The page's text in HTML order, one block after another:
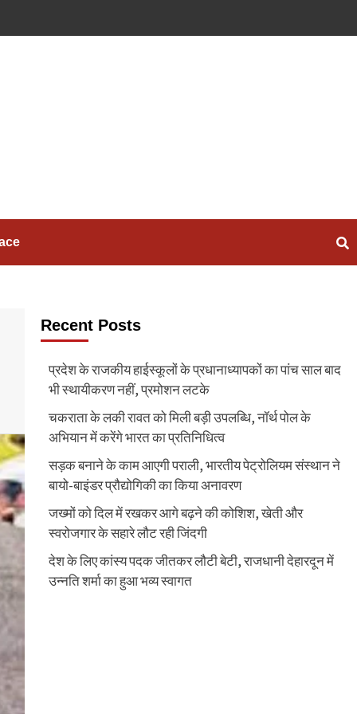
Recent Posts
प्रदेश के राजकीय हाईस्कूलों के प्रधानाध्यापकों का पांच साल बाद
भी स्थायीकरण नहीं, प्रमोशन लटके
चकराता के लकी रावत को मिली बड़ी उपलब्धि, नॉर्थ पोल के
अभियान में करेंगे भारत का प्रतिनिधित्व
सड़क बनाने के काम आएगी पराली, भारतीय पेट्रोलियम संस्थान ने
बायो-बाइंडर प्रौद्योगिकी का किया अनावरण
जख्मों को दिल में रखकर आगे बढ़ने की कोशिश, खेती और
स्वरोजगार के सहारे लौट रही जिंदगी
देश के लिए कांस्य पदक जीतकर लौटी बेटी, राजधानी देहारदून में
उन्नति शर्मा का हुआ भव्य स्वागत